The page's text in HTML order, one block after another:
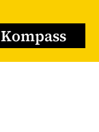
Kompass